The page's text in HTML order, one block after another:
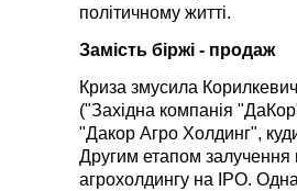
політичному житті.
Замість біржі - продаж
Криза змусила
("Західна компанія
"Дакор Агро Холдинг",
Другим етапом залучення
агрохолдингу на ІРО.